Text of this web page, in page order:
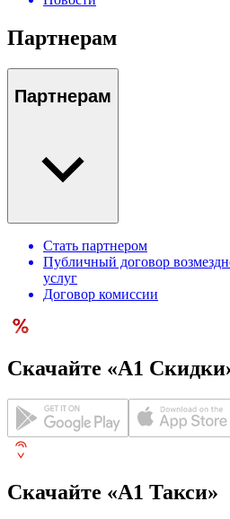
Партнерам
Партнерам
Стать партнером
Публичный договор
услуг
Договор комиссии
Скачайте «А1
Скачайте «А1 Такси»